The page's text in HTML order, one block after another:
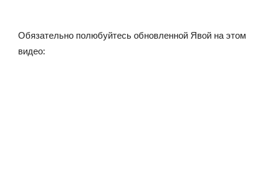
Обязательно полюбуйтесь обновленной Явой на этом
видео: